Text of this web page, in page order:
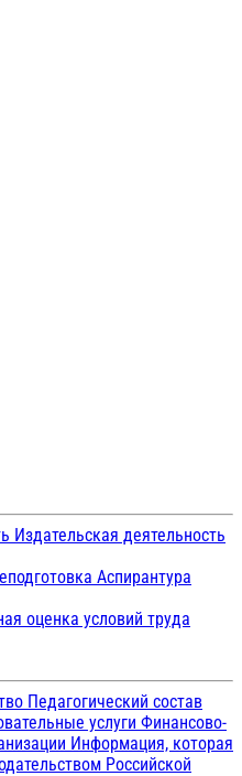
Издательская деятельность
Аспирантура
оценка условий труда
Педагогический состав
услуги Финансово-
Информация, которая
Российской